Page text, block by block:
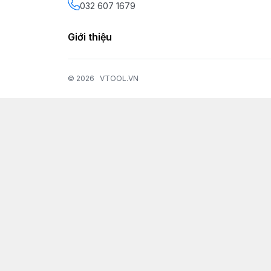
032 607 1679
Giới thiệu
© 2026 VTOOL.VN